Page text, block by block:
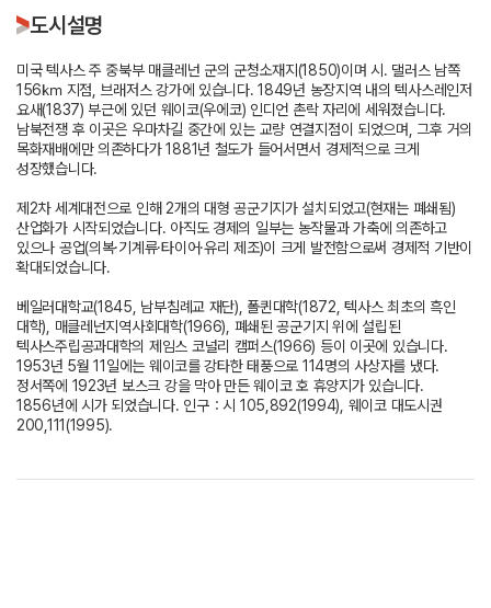
도시설명
미국 텍사스 주 중북부 매클레넌 군의 군청소재지(1850)이며 시. 댈러스 남쪽
156㎞ 지점, 브래저스 강가에 있습니다. 1849년 농장지역 내의 텍사스레인저
요새(1837) 부근에 있던 웨이코(우에코) 인디언 촌락 자리에 세워졌습니다.
남북전쟁 후 이곳은 우마차길 중간에 있는 교량 연결지점이 되었으며, 그후 거의
목화재배에만 의존하다가 1881년 철도가 들어서면서 경제적으로 크게
성장했습니다.
제2차 세계대전으로 인해 2개의 대형 공군기지가 설치되었고(현재는 폐쇄됨)
산업화가 시작되었습니다. 아직도 경제의 일부는 농작물과 가축에 의존하고
있으나 공업(의복·기계류·타이어·유리 제조)이 크게 발전함으로써 경제적 기반이
확대되었습니다.
베일러대학교(1845, 남부침례교 재단), 폴퀸대학(1872, 텍사스 최초의 흑인
대학), 매클레넌지역사회대학(1966), 폐쇄된 공군기지 위에 설립된
텍사스주립공과대학의 제임스 코널리 캠퍼스(1966) 등이 이곳에 있습니다.
1953년 5월 11일에는 웨이코를 강타한 태풍으로 114명의 사상자를 냈다.
정서쪽에 1923년 보스크 강을 막아 만든 웨이코 호 휴양지가 있습니다.
1856년에 시가 되었습니다. 인구：시 105,892(1994), 웨이코 대도시권
200,111(1995).